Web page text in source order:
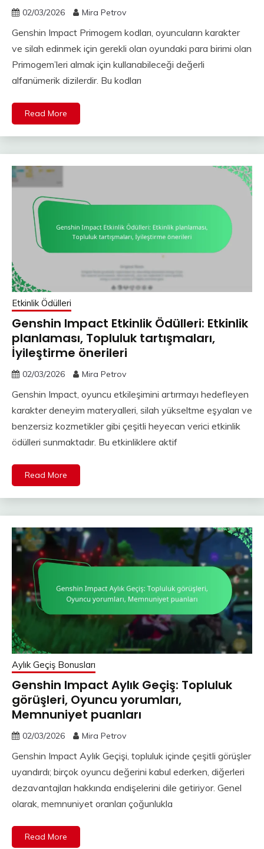
02/03/2026 Mira Petrov
Genshin Impact Primogem kodları, oyuncuların karakter
ve silah edinmek için gerekli olan oyundaki para birimi olan
Primogem’leri almak için kullanabileceği değerli
alfanümerik dizilerdir. Bu kodları
Read More
Etkinlik Ödülleri
Genshin Impact Etkinlik Ödülleri: Etkinlik
planlaması, Topluluk tartışmaları,
İyileştirme önerileri
02/03/2026 Mira Petrov
Genshin Impact, oyuncu etkileşimini artırmayı hedefleyen
karakter deneyim materyalleri, silah yükseltme eşyaları ve
benzersiz kozmetikler gibi çeşitli heyecan verici etkinlik
ödülleri sunmaktadır. Bu etkinliklere aktif
Read More
Aylık Geçiş Bonusları
Genshin Impact Aylık Geçiş: Topluluk
görüşleri, Oyuncu yorumları,
Memnuniyet puanları
02/03/2026 Mira Petrov
Genshin Impact Aylık Geçişi, topluluk içinde çeşitli görüşler
uyandırdı; birçok oyuncu değerini kabul ederken, diğerleri
dezavantajları hakkında endişelerini dile getiriyor. Genel
olarak, memnuniyet oranları çoğunlukla
Read More